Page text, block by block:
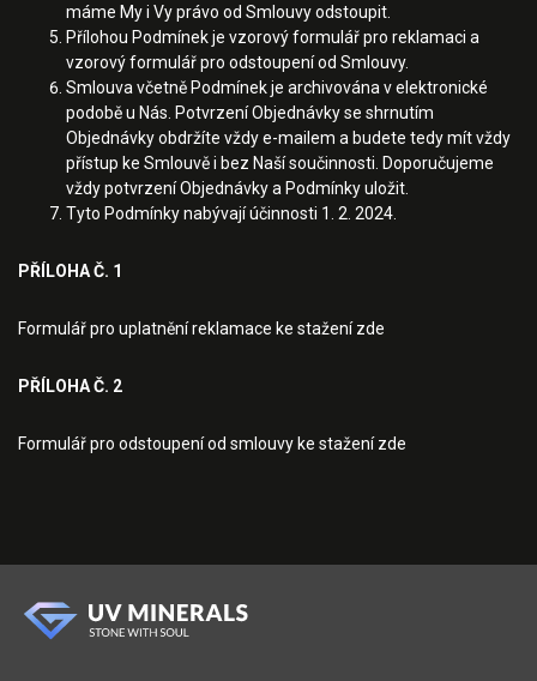
máme My i Vy právo od Smlouvy odstoupit.
Přílohou Podmínek je vzorový formulář pro reklamaci a
vzorový formulář pro odstoupení od Smlouvy.
Smlouva včetně Podmínek je archivována v elektronické
podobě u Nás. Potvrzení Objednávky se shrnutím
Objednávky obdržíte vždy e-mailem a budete tedy mít vždy
přístup ke Smlouvě i bez Naší součinnosti. Doporučujeme
vždy potvrzení Objednávky a Podmínky uložit.
Tyto Podmínky nabývají účinnosti 1. 2. 2024.
PŘÍLOHA Č. 1
Formulář pro uplatnění reklamace ke stažení zde
PŘÍLOHA Č. 2
Formulář pro odstoupení od smlouvy ke stažení zde